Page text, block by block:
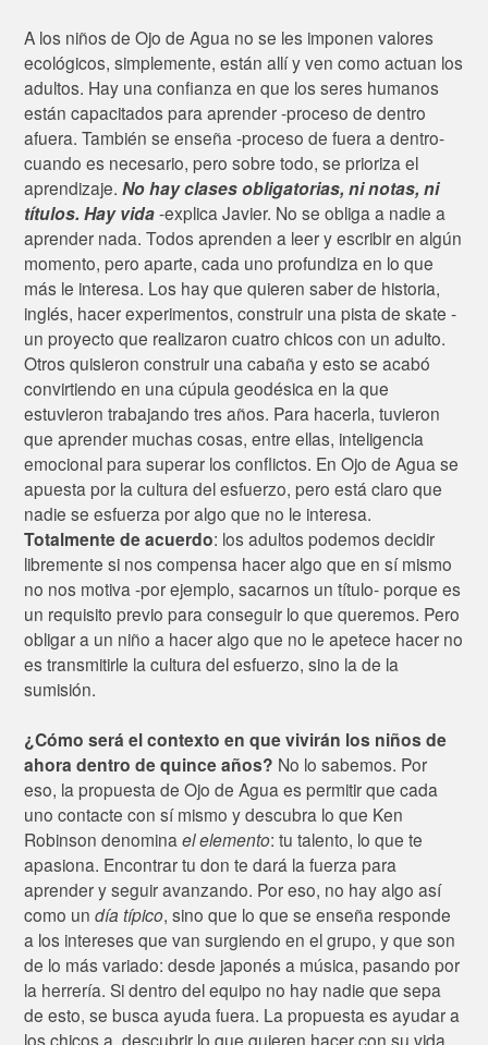
A los niños de Ojo de Agua no se les imponen valores
ecológicos, simplemente, están allí y ven como actuan los
adultos. Hay una confianza en que los seres humanos
están capacitados para aprender -proceso de dentro
afuera. También se enseña -proceso de fuera a dentro-
cuando es necesario, pero sobre todo, se prioriza el
aprendizaje.No hay clases obligatorias, ni notas, ni
títulos. Hay vida-explica Javier. No se obliga a nadie a
aprender nada. Todos aprenden a leer y escribir en algún
momento, pero aparte, cada uno profundiza en lo que
más le interesa. Los hay que quieren saber de historia,
inglés, hacer experimentos, construir una pista de skate -
un proyecto que realizaron cuatro chicos con un adulto.
Otros quisieron construir una cabaña y esto se acabó
convirtiendo en una cúpula geodésica en la que
estuvieron trabajando tres años. Para hacerla, tuvieron
que aprender muchas cosas, entre ellas, inteligencia
emocional para superar los conflictos. En Ojo de Agua se
apuesta por la cultura del esfuerzo, pero está claro que
nadie se esfuerza por algo que no le interesa.
Totalmente de acuerdo: los adultos podemos decidir
libremente si nos compensa hacer algo que en sí mismo
no nos motiva -por ejemplo, sacarnos un título- porque es
un requisito previo para conseguir lo que queremos. Pero
obligar a un niño a hacer algo que no le apetece hacer no
es transmitirle la cultura del esfuerzo, sino la de la
sumisión.
¿Cómo será el contexto en que vivirán los niños de
ahora dentro de quince años? No lo sabemos. Por
eso, la propuesta de Ojo de Agua es permitir que cada
uno contacte con sí mismo y descubra lo que Ken
Robinson denominael elemento: tu talento, lo que te
apasiona. Encontrar tu don te dará la fuerza para
aprender y seguir avanzando. Por eso, no hay algo así
como undía típico, sino que lo que se enseña responde
a los intereses que van surgiendo en el grupo, y que son
de lo más variado: desde japonés a música, pasando por
la herrería. Si dentro del equipo no hay nadie que sepa
de esto, se busca ayuda fuera. La propuesta es ayudar a
los chicos a descubrir lo que quieren hacer con su vida,